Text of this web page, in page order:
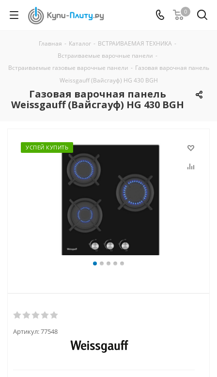
0
Главная - Каталог - ВСТРАИВАЕМАЯ ТЕХНИКА -
Встраиваемые варочные панели -
Встраиваемые газовые варочные панели - Газовая варочная панель
Weissgauff (Вайсгауф) HG 430 BGH
Газовая варочная панель
Weissgauff (Вайсгауф) HG 430 BGH
УСПЕЙ КУПИТЬ
Артикул:77548